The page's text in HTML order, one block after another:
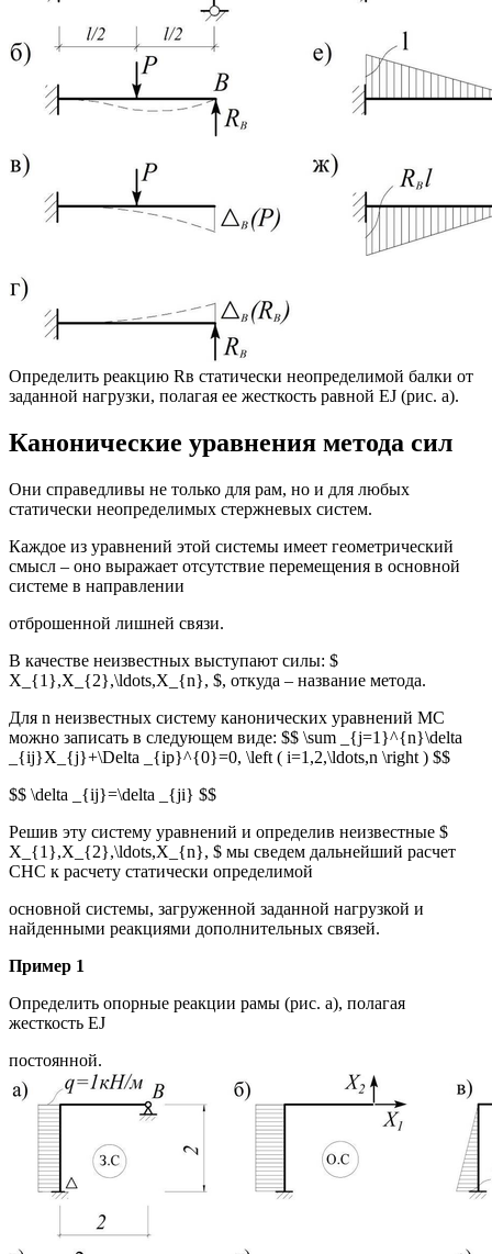
Определить реакцию Rв статически неопределимой балки от
заданной нагрузки, полагая ее жесткость равной EJ (рис. а).
Канонические уравнения метода сил
Они справедливы не только для рам, но и для любых
статически неопределимых стержневых систем.
Каждое из уравнений этой системы имеет геометрический
смысл – оно выражает отсутствие перемещения в основной
системе в направлении
отброшенной лишней связи.
В качестве неизвестных выступают силы: $
X_{1},X_{2},\ldots,X_{n}, $, откуда – название метода.
Для n неизвестных систему канонических уравнений МС
можно записать в следующем виде: $$ \sum _{j=1}^{n}\delta
_{ij}X_{j}+\Delta _{ip}^{0}=0, \left ( i=1,2,\ldots,n \right ) $$
$$ \delta _{ij}=\delta _{ji} $$
Решив эту систему уравнений и определив неизвестные $
X_{1},X_{2},\ldots,X_{n}, $ мы сведем дальнейший расчет
СНС к расчету статически определимой
основной системы, загруженной заданной нагрузкой и
найденными реакциями дополнительных связей.
Пример 1
Определить опорные реакции рамы (рис. а), полагая
жесткость EJ
постоянной.